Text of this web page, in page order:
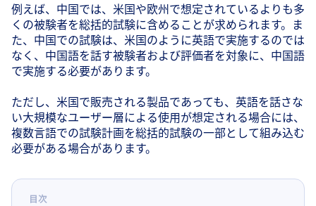
例えば、中国では、米国や欧州で想定されているよりも多
くの被験者を総括的試験に含めることが求められます。ま
た、中国での試験は、米国のように英語で実施するのでは
なく、中国語を話す被験者および評価者を対象に、中国語
で実施する必要があります。
ただし、米国で販売される製品であっても、英語を話さな
い大規模なユーザー層による使用が想定される場合には、
複数言語での試験計画を総括的試験の一部として組み込む
必要がある場合があります。
目次